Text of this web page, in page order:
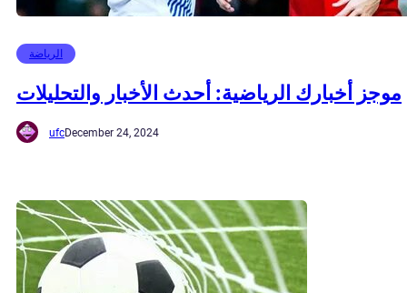
الرياضة
موجز أخبارك الرياضية: أحدث الأخبار والتحليلات
ufcDecember 24, 2024